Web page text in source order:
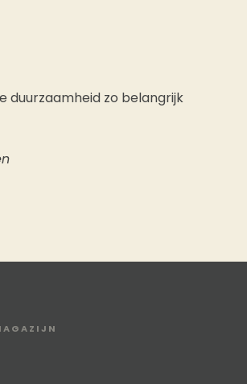
duurzaamheid zo belangrijk